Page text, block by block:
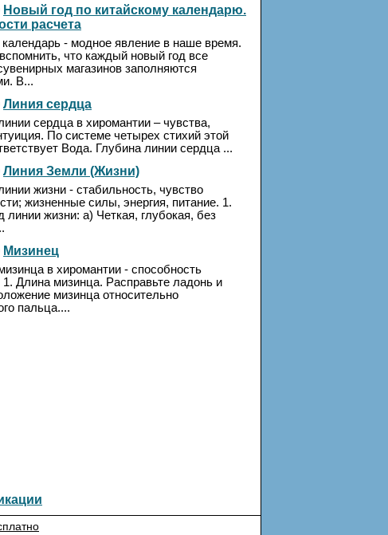
Новый год по китайскому календарю.
расчета
календарь - модное явление в наше время.
что каждый новый год все
магазинов заполняются
В...
Линия сердца
сердца в хиромантии – чувства,
По системе четырех стихий этой
Вода. Глубина линии сердца ...
Линия Земли (Жизни)
жизни - стабильность, чувство
жизненные силы, энергия, питание. 1.
жизни: а) Четкая, глубокая, без
Мизинец
в хиромантии - способность
Длина мизинца. Расправьте ладонь и
мизинца относительно
пальца....